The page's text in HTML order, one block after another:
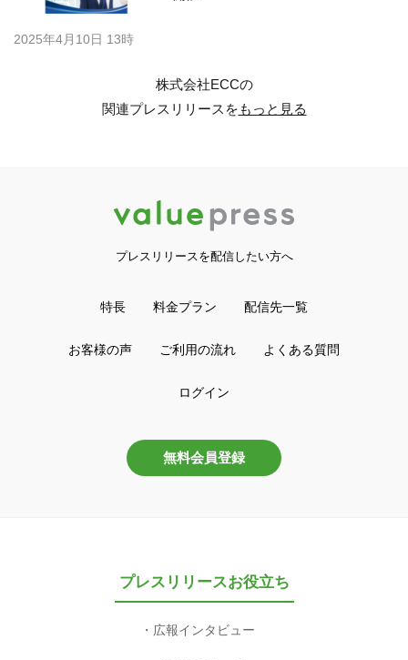
2025年4月10日 13時
株式会社ECCの
関連プレスリリースをもっと見る
プレスリリースを配信したい方へ
特長 料金プラン 配信先一覧
お客様の声 ご利用の流れ よくある質問
ログイン
無料会員登録
プレスリリースお役立ち
広報インタビュー